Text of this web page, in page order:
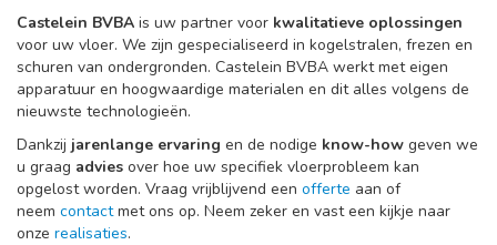
Castelein BVBA is uw partner voor kwalitatieve oplossingen
voor uw vloer. We zijn gespecialiseerd in kogelstralen, frezen en
schuren van ondergronden. Castelein BVBA werkt met eigen
apparatuur en hoogwaardige materialen en dit alles volgens de
nieuwste technologieën.
Dankzij jarenlange ervaring en de nodige know-how geven we
u graag advies over hoe uw specifiek vloerprobleem kan
opgelost worden. Vraag vrijblijvend een offerte aan of
neem contactmet ons op. Neem zeker en vast een kijkje naar
onze realisaties.